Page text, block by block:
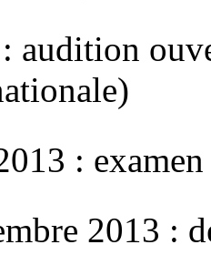
audition
:
2013 :